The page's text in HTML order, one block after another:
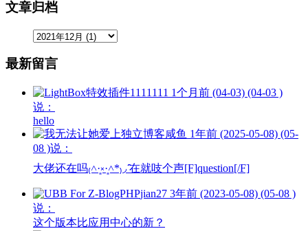
文章归档
最新留言
1111111 1个月前 (04-03) (04-03 )
说：
hello
咸鱼 1年前 (2025-05-08) (05-
08 )说：
大佬还在吗₍˄·͈༝·͈˄*₎◞ ̑̑在就吱个声[F]question[/F]
jian27 3年前 (2023-05-08) (05-08 )
说：
这个版本比应用中心的新？